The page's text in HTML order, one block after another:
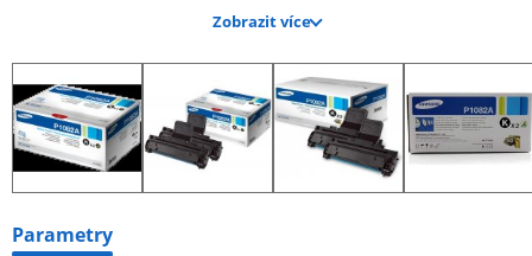
Samsung MLT-P1082A Dual Pack černý 2ks Toner do
laserové tiskárny HP zajišťuje profesionální tisk i pro
marketingové dokumenty Výtěžnost při 5% pokrytí
strany dosahuje 1500 stran Originální toner do tiskárny
s trvalou spolehlivostí a stabilním výkonem V balení se
nachází multipack jedné barvy Barva toneru do tiskárny
tiskárny: 1640 a...
Zobrazit více
Parametry